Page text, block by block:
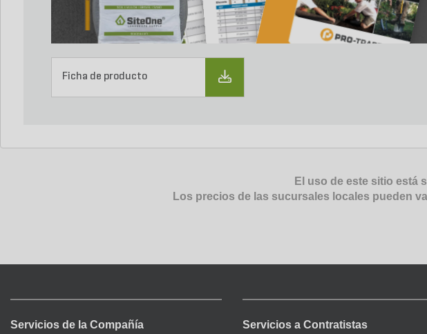
Ficha de producto
El uso de este sitio está
Los precios de las sucursales locales pueden
Servicios de la Compañía Servicios a Contratistas